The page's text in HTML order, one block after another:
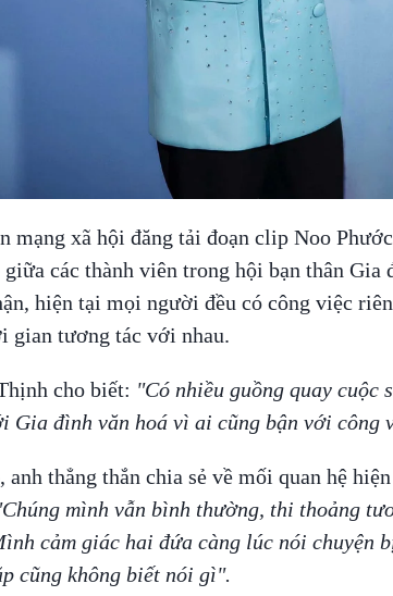
mạng xã hội đăng tải đoạn clip Noo
các thành viên trong hội bạn thân Gia
hiện tại mọi người đều có công việc
gian tương tác với nhau.
cho biết: "Có nhiều guồng quay cuộc
Gia đình văn hoá vì ai cũng bận với công
anh thẳng thắn chia sẻ về mối quan hệ
mình vẫn bình thường, thi thoảng
cảm giác hai đứa càng lúc nói chuyện
cũng không biết nói gì".